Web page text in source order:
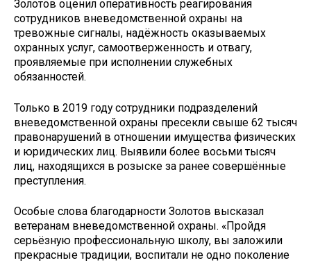
Золотов оценил оперативность реагирования
сотрудников вневедомственной охраны на
тревожные сигналы, надёжность оказываемых
охранных услуг, самоотверженность и отвагу,
проявляемые при исполнении служебных
обязанностей.
Только в 2019 году сотрудники подразделений
вневедомственной охраны пресекли свыше 62 тысяч
правонарушений в отношении имущества физических
и юридических лиц. Выявили более восьми тысяч
лиц, находящихся в розыске за ранее совершённые
преступления.
Особые слова благодарности Золотов высказал
ветеранам вневедомственной охраны. «Пройдя
серьёзную профессиональную школу, вы заложили
прекрасные традиции, воспитали не одно поколение